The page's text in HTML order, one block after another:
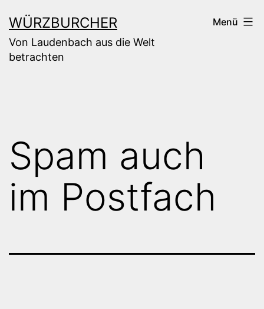
Inhalt
springen
WÜRZBURCHER
Von Laudenbach aus die Welt
betrachten
Menü
Spam auch
im Postfach